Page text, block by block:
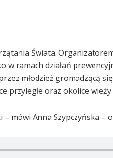
Świata.
w ramach działań
młodzież gromadzącą
przyległe oraz okolice wieży
mówi Anna Szypczyńska –